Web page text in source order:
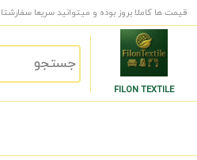
قیمت ها کاملا بروز بوده و میتوانید سریعا سفارشتان را ثبت کنید.
FILON TEXTILE